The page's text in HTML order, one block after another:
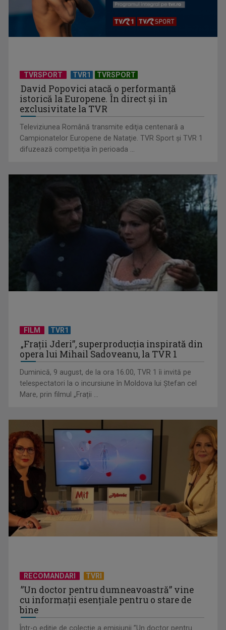
Irina Loghin, „regina muzicii populare”, pe scena Revelionului
Andrei Ursu (WRS) petrece Revelionul în familie. În familia
TVR
Elena Gheorghe: „Atmosfera este una incredibilă, n-am mai
simţit asta de ...
TVRSPORT TVR1 TVRSPORT
David Popovici atacă o performanţă
istorică la Europene. În direct şi în
exclusivitate la TVR
Televiziunea Română transmite ediţia centenară a
Campionatelor Europene de Nataţie. TVR Sport şi TVR 1
difuzează competiţia în perioada ...
FILM TVR1
„Frații Jderi”, superproducția inspirată din
opera lui Mihail Sadoveanu, la TVR 1
Duminică, 9 august, de la ora 16.00, TVR 1 îi invită pe
telespectatori la o incursiune în Moldova lui Ștefan cel
Mare, prin filmul „Frații ...
RECOMANDARI TVRI
”Un doctor pentru dumneavoastră” vine
cu informații esențiale pentru o stare de
bine
Într-o ediţie de colecție a emisiunii ”Un doctor pentru